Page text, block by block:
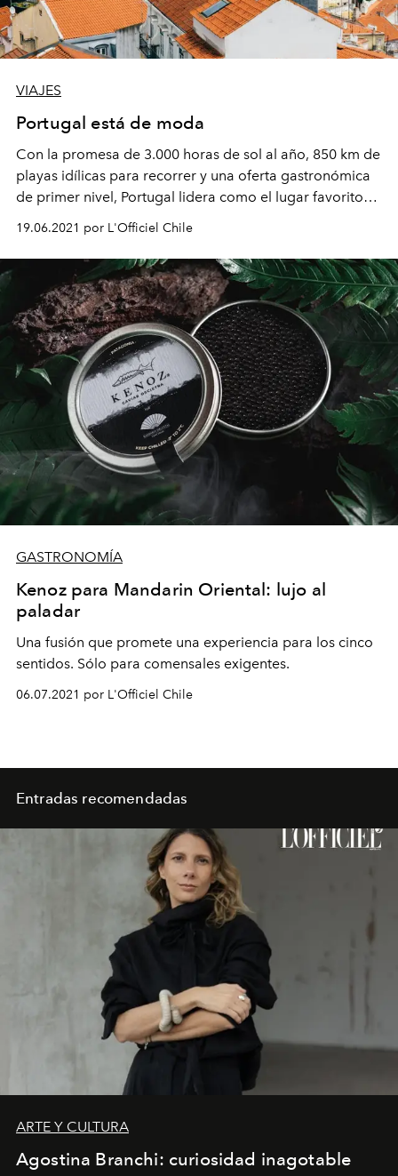
VIAJES
Portugal está de moda
Con la promesa de 3.000 horas de sol al año, 850 km de
playas idílicas para recorrer y una oferta gastronómica
de primer nivel, Portugal lidera como el lugar favorito
para visitar en la pospandemia.
19.06.2021 por L'Officiel Chile
GASTRONOMÍA
Kenoz para Mandarin Oriental: lujo al
paladar
Una fusión que promete una experiencia para los cinco
sentidos. Sólo para comensales exigentes.
06.07.2021 por L'Officiel Chile
Entradas recomendadas
ARTE Y CULTURA
Agostina Branchi: curiosidad inagotable